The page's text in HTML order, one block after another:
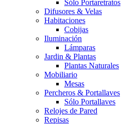
Sólo Portaretratos
Difusores & Velas
Habitaciones
Cobijas
Iluminación
Lámparas
Jardin & Plantas
Plantas Naturales
Mobiliario
Mesas
Percheros & Portallaves
Sólo Portallaves
Relojes de Pared
Repisas